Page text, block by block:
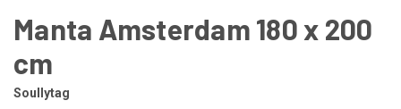
Manta Amsterdam 180 x 200
cm
Soullytag